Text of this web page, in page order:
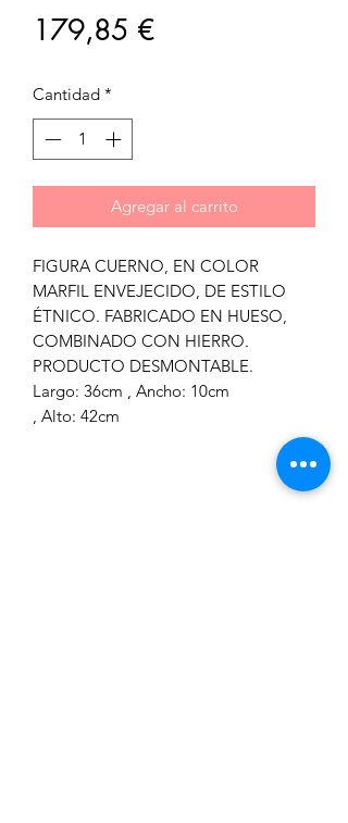
179,85 €Precio
Cantidad *
Agregar al carrito
FIGURA CUERNO, EN COLOR
MARFIL ENVEJECIDO, DE ESTILO
ÉTNICO. FABRICADO EN HUESO,
COMBINADO CON HIERRO.
PRODUCTO DESMONTABLE.
Largo: 36cm , Ancho: 10cm
, Alto: 42cm